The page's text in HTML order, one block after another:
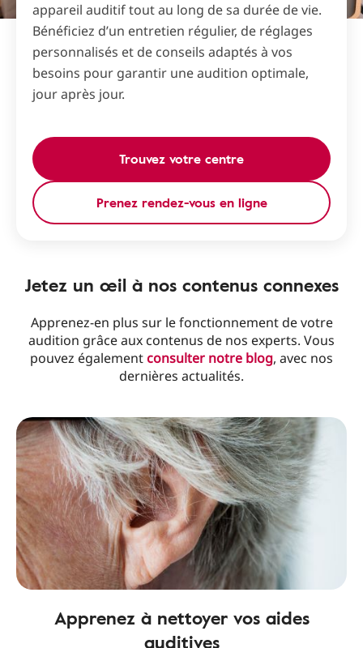
appareil auditif tout au long de sa durée de vie.
Bénéficiez d’un entretien régulier, de réglages
personnalisés et de conseils adaptés à vos
besoins pour garantir une audition optimale,
jour après jour.
Trouvez votre centre
Prenez rendez-vous en ligne
Jetez un œil à nos contenus connexes
Apprenez-en plus sur le fonctionnement de votre
audition grâce aux contenus de nos experts. Vous
pouvez égalementconsulter notre blog, avec nos
dernières actualités.
Apprenez à nettoyer vos aides
auditives